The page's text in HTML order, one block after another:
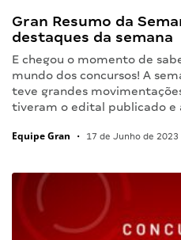
Gran Resumo da
destaques da semana
E chegou o momento de
mundo dos concursos! A
teve grandes
tiveram o edital publicado e
Equipe Gran • 17 de Junho de 2023